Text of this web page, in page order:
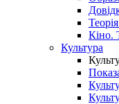
Кіно.
Культура